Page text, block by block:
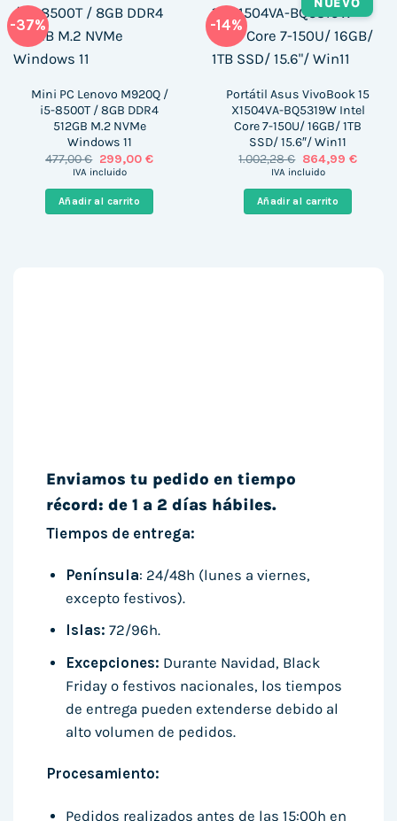
-37%
Mini PC Lenovo M920Q /
i5-8500T / 8GB DDR4
512GB M.2 NVMe
Windows 11
477,00€ El
precio
era:
477,00 €.
299,00 €El
es:
IVA incluido
Añadir al carrito
-14%
Portátil Asus VivoBook 15
X1504VA-BQ5319W Intel
Core 7-150U/ 16GB/ 1TB
SSD/ 15.6″/ Win11
1.002,28€ El
precio
era:
1.002,28 €.
864,99 €El
IVA incluido
Añadir al carrito
Enviamos tu pedido en tiempo
récord: de 1 a 2 días hábiles.
Tiempos de entrega:
Península: 24/48h (lunes a viernes,
excepto festivos).
Islas: 72/96h.
Excepciones: Durante Navidad, Black
Friday o festivos nacionales, los tiempos
de entrega pueden extenderse debido al
alto volumen de pedidos.
Procesamiento:
Pedidos realizados antes de las 15:00h en